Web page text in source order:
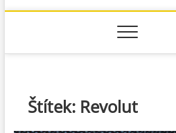
Štítek: Revolut